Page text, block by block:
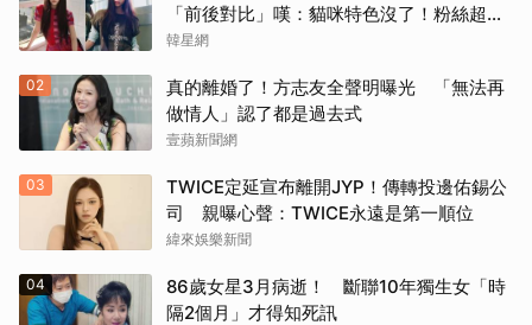
「前後對比」嘆：貓咪特色沒了！粉絲超崩
潰
韓星網
02
真的離婚了！方志友全聲明曝光 「無法再
做情人」認了都是過去式
壹蘋新聞網
03
TWICE定延宣布離開JYP！傳轉投邊佑錫公
司 親曝心聲：TWICE永遠是第一順位
緯來娛樂新聞
04
86歲女星3月病逝！ 斷聯10年獨生女「時
隔2個月」才得知死訊